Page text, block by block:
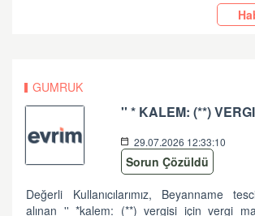
GUMRUK
29.07.2026 12:33:10
Sorun Çözüldü
Değerli Kullanıcılarımız, Beyanname
alınan '' *kalem: (**) vergisi için vergi